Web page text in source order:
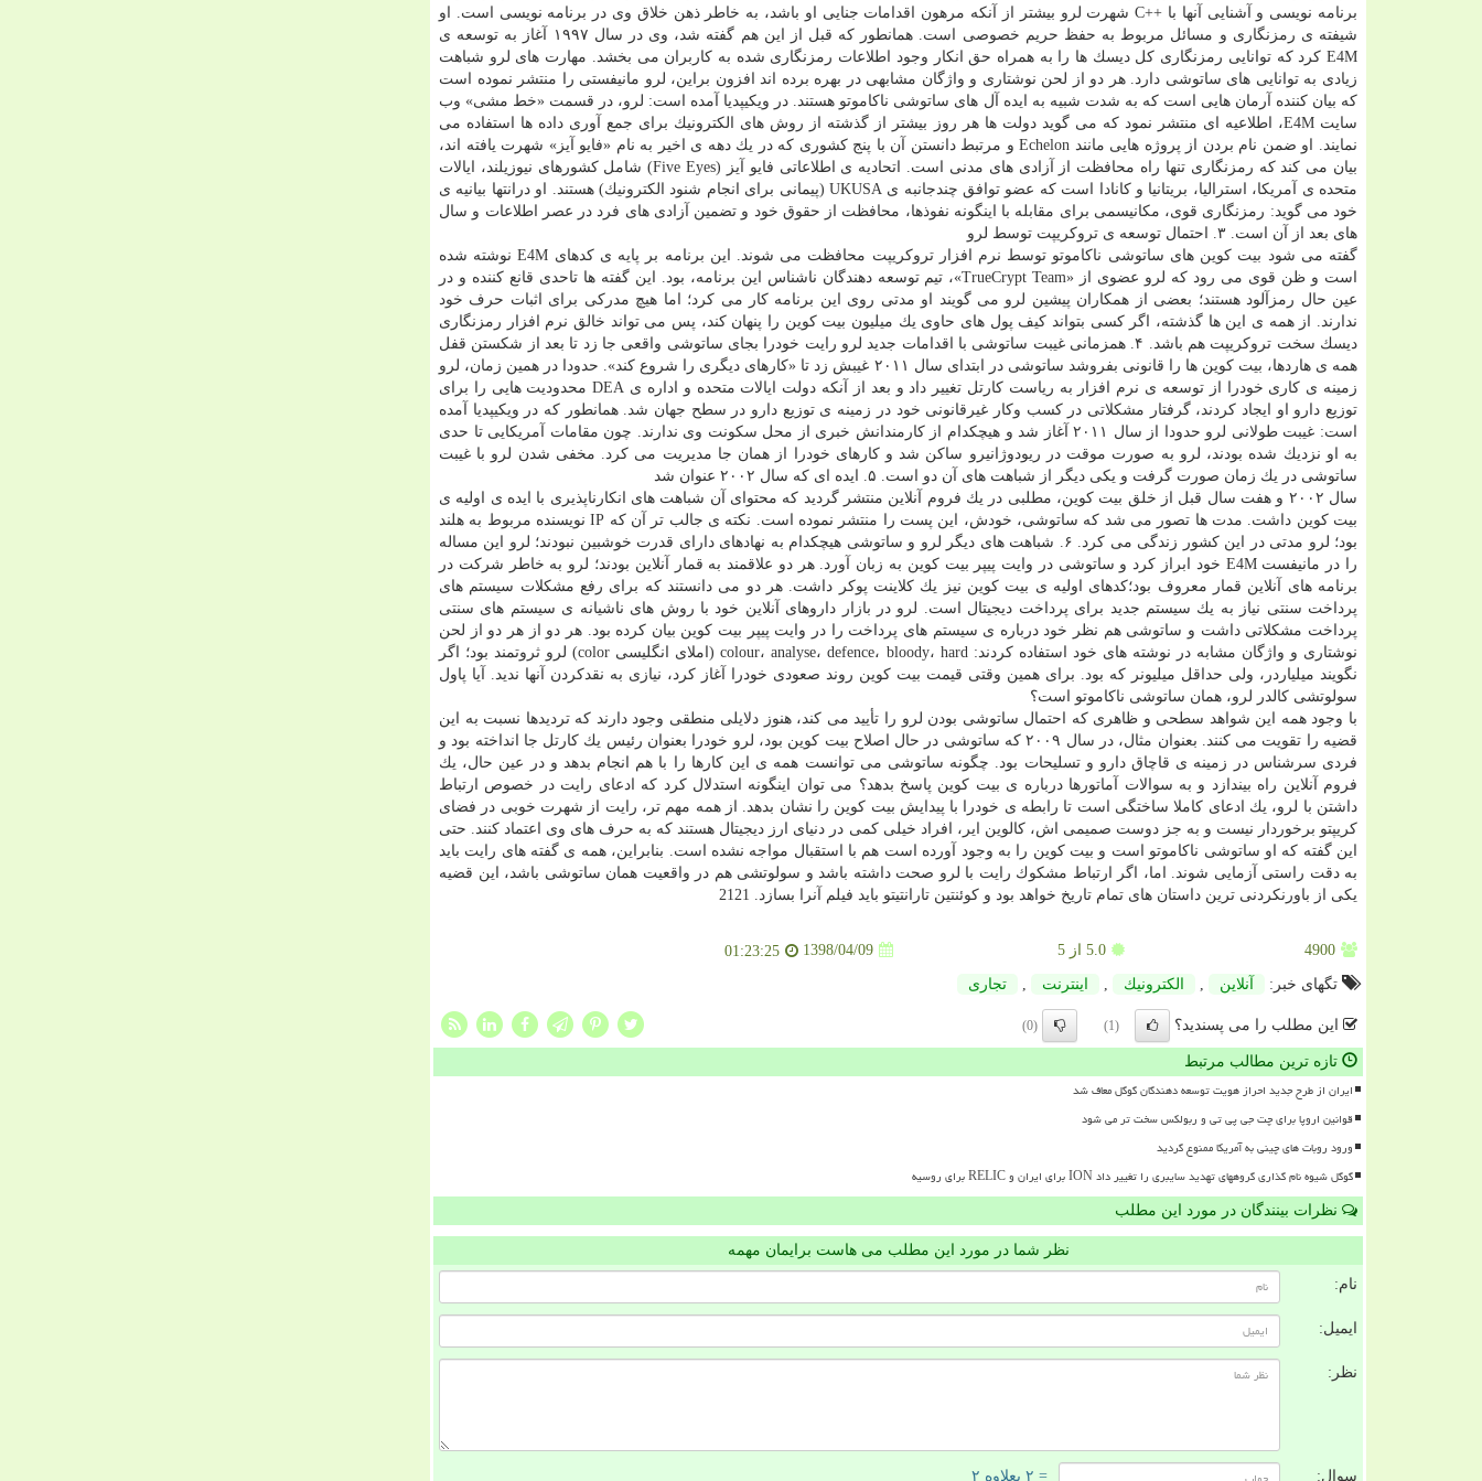
برنامه نویسی و آشنایی آنها با ++C شهرت لرو بیشتر از آنكه مرهون اقدامات جنایی او باشد، به خاطر ذهن خلاق وی در برنامه نویسی است. او
شیفته ی رمزنگاری و مسائل مربوط به حفظ حریم خصوصی است. همانطور كه قبل از این هم گفته شد، وی در سال ۱۹۹۷ آغاز به توسعه ی
E4M كرد كه توانایی رمزنگاری كل دیسك ها را به همراه حق انكار وجود اطلاعات رمزنگاری شده به كاربران می بخشد. مهارت های لرو شباهت
زیادی به توانایی های ساتوشی دارد. هر دو از لحن نوشتاری و واژگان مشابهی در بهره برده اند افزون براین، لرو مانیفستی را منتشر نموده است
كه بیان كننده آرمان هایی است كه به شدت شبیه به ایده آل های ساتوشی ناكاموتو هستند. در ویكیپدیا آمده است: لرو، در قسمت «خط مشی» وب
سایت E4M، اطلاعیه ای منتشر نمود كه می گوید دولت ها هر روز بیشتر از گذشته از روش های الكترونیك برای جمع آوری داده ها استفاده می
نمایند. او ضمن نام بردن از پروژه هایی مانند Echelon و مرتبط دانستن آن با پنج كشوری كه در یك دهه ی اخیر به نام «فایو آیز» شهرت یافته اند،
بیان می كند كه رمزنگاری تنها راه محافظت از آزادی های مدنی است. اتحادیه ی اطلاعاتی فایو آیز (Five Eyes) شامل كشورهای نیوزیلند، ایالات
متحده ی آمریكا، استرالیا، بریتانیا و كانادا است كه عضو توافق چندجانبه ی UKUSA (پیمانی برای انجام شنود الكترونیك) هستند. او درانتها بیانیه ی
خود می گوید: رمزنگاری قوی، مكانیسمی برای مقابله با اینگونه نفوذها، محافظت از حقوق خود و تضمین آزادی های فرد در عصر اطلاعات و سال
های بعد از آن است. ۳. احتمال توسعه ی تروكریپت توسط لرو
گفته می شود بیت كوین های ساتوشی ناكاموتو توسط نرم افزار تروكریپت محافظت می شوند. این برنامه بر پایه ی كدهای E4M نوشته شده
است و ظن قوی می رود كه لرو عضوی از «TrueCrypt Team»، تیم توسعه دهندگان ناشناس این برنامه، بود. این گفته ها تاحدی قانع كننده و در
عین حال رمزآلود هستند؛ بعضی از همكاران پیشین لرو می گویند او مدتی روی این برنامه كار می كرد؛ اما هیچ مدركی برای اثبات حرف خود
ندارند. از همه ی این ها گذشته، اگر كسی بتواند كیف پول های حاوی یك میلیون بیت كوین را پنهان كند، پس می تواند خالق نرم افزار رمزنگاری
دیسك سخت تروكریپت هم باشد. ۴. همزمانی غیبت ساتوشی با اقدامات جدید لرو رایت خودرا بجای ساتوشی واقعی جا زد تا بعد از شكستن قفل
همه ی هاردها، بیت كوین ها را قانونی بفروشد ساتوشی در ابتدای سال ۲۰۱۱ غیبش زد تا «كارهای دیگری را شروع كند». حدودا در همین زمان، لرو
زمینه ی كاری خودرا از توسعه ی نرم افزار به ریاست كارتل تغییر داد و بعد از آنكه دولت ایالات متحده و اداره ی DEA محدودیت هایی را برای
توزیع دارو او ایجاد كردند، گرفتار مشكلاتی در كسب وكار غیرقانونی خود در زمینه ی توزیع دارو در سطح جهان شد. همانطور كه در ویكیپدیا آمده
است: غیبت طولانی لرو حدودا از سال ۲۰۱۱ آغاز شد و هیچكدام از كارمندانش خبری از محل سكونت وی ندارند. چون مقامات آمریكایی تا حدی
به او نزدیك شده بودند، لرو به صورت موقت در ریودوژانیرو ساكن شد و كارهای خودرا از همان جا مدیریت می كرد. مخفی شدن لرو با غیبت
ساتوشی در یك زمان صورت گرفت و یكی دیگر از شباهت های آن دو است. ۵. ایده ای كه سال ۲۰۰۲ عنوان شد
سال ۲۰۰۲ و هفت سال قبل از خلق بیت كوین، مطلبی در یك فروم آنلاین منتشر گردید كه محتوای آن شباهت های انكارناپذیری با ایده ی اولیه ی
بیت كوین داشت. مدت ها تصور می شد كه ساتوشی، خودش، این پست را منتشر نموده است. نكته ی جالب تر آن كه IP نویسنده مربوط به هلند
بود؛ لرو مدتی در این كشور زندگی می كرد. ۶. شباهت های دیگر لرو و ساتوشی هیچكدام به نهادهای دارای قدرت خوشبین نبودند؛ لرو این مساله
را در مانیفست E4M خود ابراز كرد و ساتوشی در وایت پیپر بیت كوین به زبان آورد. هر دو علاقمند به قمار آنلاین بودند؛ لرو به خاطر شركت در
برنامه های آنلاین قمار معروف بود؛كدهای اولیه ی بیت كوین نیز یك كلاینت پوكر داشت. هر دو می دانستند كه برای رفع مشكلات سیستم های
پرداخت سنتی نیاز به یك سیستم جدید برای پرداخت دیجیتال است. لرو در بازار داروهای آنلاین خود با روش های ناشیانه ی سیستم های سنتی
پرداخت مشكلاتی داشت و ساتوشی هم نظر خود درباره ی سیستم های پرداخت را در وایت پیپر بیت كوین بیان كرده بود. هر دو از هر دو از لحن
نوشتاری و واژگان مشابه در نوشته های خود استفاده كردند: colour، analyse، defence، bloody، hard (املای انگلیسی color) لرو ثروتمند بود؛ اگر
نگویند میلیاردر، ولی حداقل میلیونر كه بود. برای همین وقتی قیمت بیت كوین روند صعودی خودرا آغاز كرد، نیازی به نقدكردن آنها ندید. آیا پاول
سولوتشی كالدر لرو، همان ساتوشی ناكاموتو است؟
با وجود همه این شواهد سطحی و ظاهری كه احتمال ساتوشی بودن لرو را تأیید می كند، هنوز دلایلی منطقی وجود دارند كه تردیدها نسبت به این
قضیه را تقویت می كنند. بعنوان مثال، در سال ۲۰۰۹ كه ساتوشی در حال اصلاح بیت كوین بود، لرو خودرا بعنوان رئیس یك كارتل جا انداخته بود و
فردی سرشناس در زمینه ی قاچاق دارو و تسلیحات بود. چگونه ساتوشی می توانست همه ی این كارها را با هم انجام بدهد و در عین حال، یك
فروم آنلاین راه بیندازد و به سوالات آماتورها درباره ی بیت كوین پاسخ بدهد؟ می توان اینگونه استدلال كرد كه ادعای رایت در خصوص ارتباط
داشتن با لرو، یك ادعای كاملا ساختگی است تا رابطه ی خودرا با پیدایش بیت كوین را نشان بدهد. از همه مهم تر، رایت از شهرت خوبی در فضای
كریپتو برخوردار نیست و به جز دوست صمیمی اش، كالوین ایر، افراد خیلی كمی در دنیای ارز دیجیتال هستند كه به حرف های وی اعتماد كنند. حتی
این گفته كه او ساتوشی ناكاموتو است و بیت كوین را به وجود آورده است هم با استقبال مواجه نشده است. بنابراین، همه ی گفته های رایت باید
به دقت راستی آزمایی شوند. اما، اگر ارتباط مشكوك رایت با لرو صحت داشته باشد و سولوتشی هم در واقعیت همان ساتوشی باشد، این قضیه
یكی از باورنكردنی ترین داستان های تمام تاریخ خواهد بود و كوئنتین تارانتیتو باید فیلم آنرا بسازد. 2121
4900
5.0از 5 1398/04/09
01:23:25
تگهای خبر:
آنلاین الكترونیك اینترنت تجاری
این مطلب را می پسندید؟ (1)
(0)
تازه ترین مطالب مرتبط
ایران از طرح جدید احراز هویت توسعه دهندگان گوگل معاف شد
قوانین اروپا برای چت جی پی تی و ربولکس سخت تر می شود
ورود روبات های چینی به آمریکا ممنوع گردید
گوگل شیوه نام گذاری گروههای تهدید سایبری را تغییر داد ION برای ایران و RELIC برای روسیه
نظرات بینندگان در مورد این مطلب
نظر شما در مورد این مطلب می هاست برایمان مهمه
نام:
ایمیل:
نظر:
سوال: = ۲ بعلاوه ۲